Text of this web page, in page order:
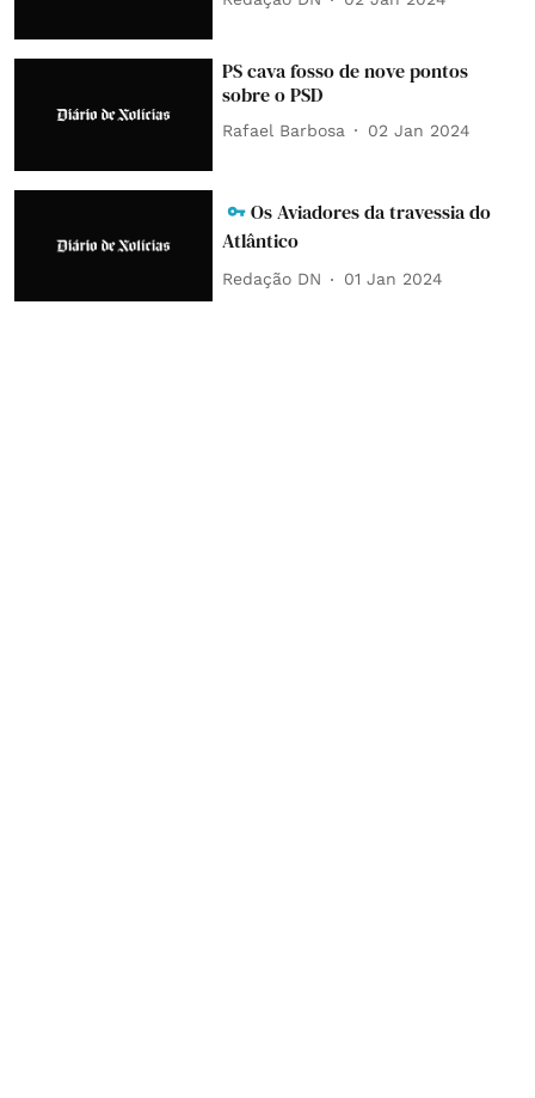
PS cava fosso de nove pontos
sobre o PSD
Rafael Barbosa 02 Jan 2024
Os Aviadores da travessia do
Atlântico
Redação DN 01 Jan 2024